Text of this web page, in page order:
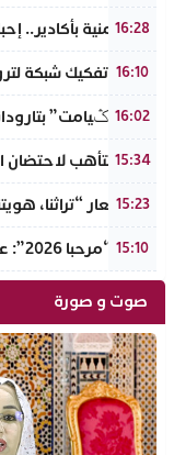
16:28
ضربة أمنية بأكادير.. إحباط تهريب 7300 قرص “إكستازي”
16:10
أكادير: تفكيك شبكة لترويج المهلوسات
16:02
دوار “تݣيامت”
15:34
أكادير تتأهب
15:23
تحت شعار “تراثنا،
15:10
عملية “مرحبا 2026”: عبور أزيد من 151 ألف مسافر نحو المغرب عبر مينائي الجزيرة الخضراء وطريفة خلال 4 أيام
صوت و صورة